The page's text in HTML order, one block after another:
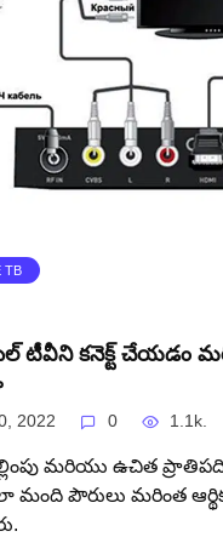
ТВ
టీవీని కనెక్ట్ చేయడం
2022 0 1.1k.
మరియు ఉచిత
పౌరులు మరింత